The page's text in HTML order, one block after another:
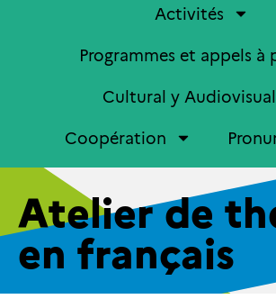
Activités
Programmes et appels à
Cultural y Audiovisual
Coopération
Atelier de
en français